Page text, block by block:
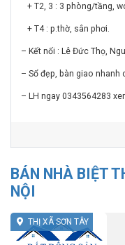
+ T2, 3 : 3 phòng/tầng,
+ T4 : p.thờ, sân phơi.
– Kết nối : Lê Đức Thọ,
– Sổ đẹp, bàn giao nhanh
– LH ngay 0343564283
BÁN NHÀ BIỆT
NỘI
THỊ XÃ SƠN TÂY